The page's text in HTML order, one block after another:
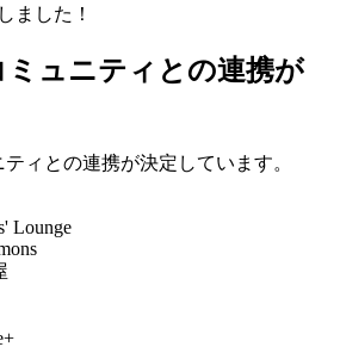
ました！
ュニティとの連携が
ィとの連携が決定しています。
Lounge